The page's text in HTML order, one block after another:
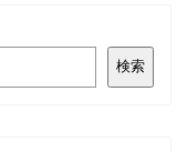
検索